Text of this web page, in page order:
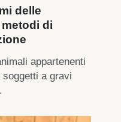
delle
di
appartenenti
a gravi